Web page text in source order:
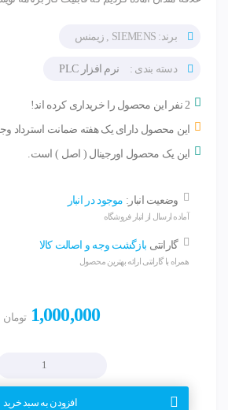
برند: SIEMENS , زیمنس
دسته بندی : نرم افزار PLC
2 نفر این محصول را خریداری کرده اند!
این محصول دارای یک هفته ضمانت استرداد
این یک محصول اورجینال ( اصل ) است.
وضعیت انبار: موجود در انبار
آماده ارسال از انبار فروشگاه
گارانتی بازگشت وجه و اصالت کالا
همراه با گارانتی ارائه بهترین محصول
1,000,000 تومان
افزودن به سبد خرید